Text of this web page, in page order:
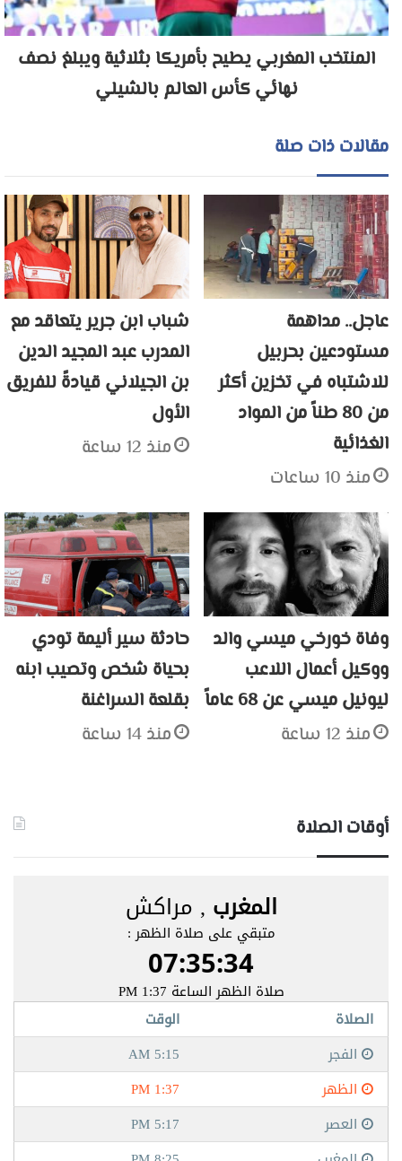
المنتخب المغربي يطيح بأمريكا بثلاثية ويبلغ نصف
نهائي كأس العالم بالشيلي
مقالات ذات صلة
عاجل.. مداهمة
مستودعين بحربيل
للاشتباه في تخزين أكثر
من 80 طناً من المواد
الغذائية
منذ 10 ساعات
شباب ابن جرير يتعاقد مع
المدرب عبد المجيد الدين
بن الجيلاني قيادةً للفريق
الأول
منذ 12 ساعة
وفاة خورخي ميسي والد
ووكيل أعمال اللاعب
ليونيل ميسي عن 68 عاماً
منذ 12 ساعة
حادثة سير أليمة تودي
بحياة شخص وتصيب ابنه
بقلعة السراغنة
منذ 14 ساعة
أوقات الصلاة